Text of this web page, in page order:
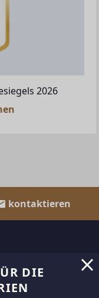
2026
kontaktieren
DIE